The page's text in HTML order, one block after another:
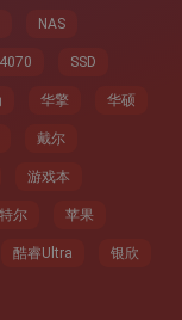
NAS
SSD
华擎 华硕
戴尔
游戏本
尔 苹果
酷睿Ultra 银欣